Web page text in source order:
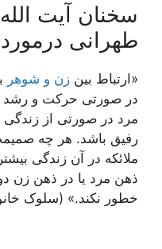
سخنان آیت
طهرانی درمورد
«ارتباط بين زن و شوهر
در صورتى حركت و رشد
مرد در صورتى از زندگى
رفيق باشد. هر چه
ملائكه در آن زندگى
ذهن مرد يا در ذهن زن
خطور نكند.» (سلوک